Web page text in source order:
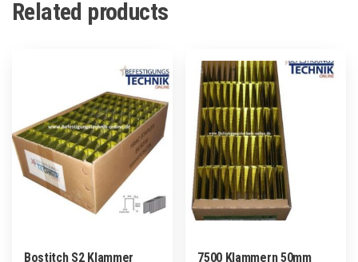
Related products
Bostitch S2 Klammer 7500 Klammern 50mm